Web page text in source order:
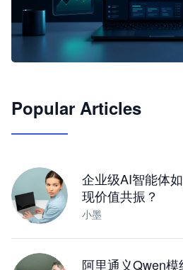
JimoClaw 桌面 AI Agent 工
Popular Articles
企业级AI智能体
现价值共振？
小墨
阿里通义Qwen